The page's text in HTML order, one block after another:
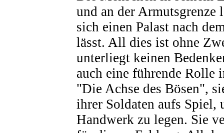
und an der Armutsgrenze
sich einen Palast nach
lässt. All dies ist ohne
unterliegt keinen
auch eine führende Rolle
"Die Achse des Bösen",
ihrer Soldaten aufs Spiel,
Handwerk zu legen. Sie